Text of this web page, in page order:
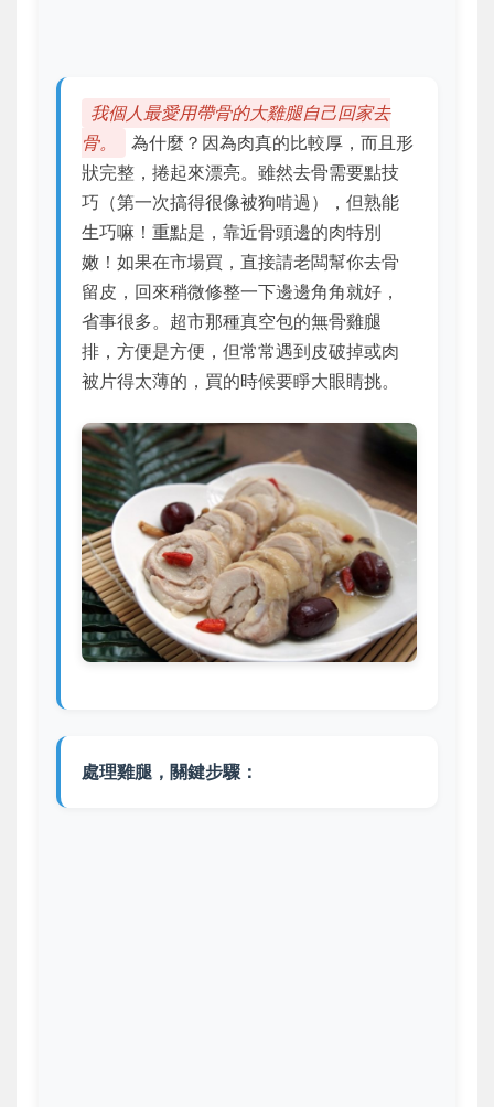
我個人最愛用帶骨的大雞腿自己回家去
骨。
為什麼？因為肉真的比較厚，而且形
狀完整，捲起來漂亮。雖然去骨需要點技
巧（第一次搞得很像被狗啃過），但熟能
生巧嘛！重點是，靠近骨頭邊的肉特別
嫩！如果在市場買， 直接請老闆幫你去骨
留皮 ，回來稍微修整一下邊邊角角就好，
省事很多。超市那種真空包的無骨雞腿
排，方便是方便，但常常遇到皮破掉或肉
被片得太薄的，買的時候要睜大眼睛挑。
處理雞腿，關鍵步驟：